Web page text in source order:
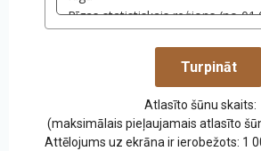
Atlasīto šūnu skaits:
(maksimālais pieļaujamais atlasīto
Attēlojums uz ekrāna ir ierobežots: 1